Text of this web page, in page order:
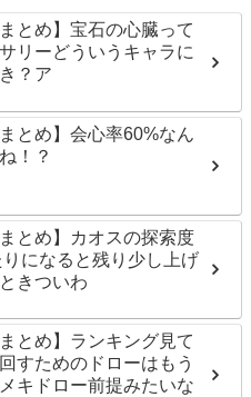
とめ】宝石の心臓って
リーどういうキャラに
？ア
まとめ】会心率60%なん
！？
まとめ】カオスの探索度
になると残り少し上げ
きついわ
とめ】ランキング見て
すためのドローはもう
キドロー前提みたいな